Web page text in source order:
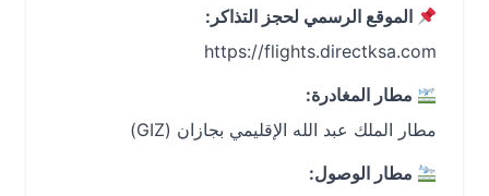
الموقع الرسمي لحجز التذاكر:
مطار المغادرة:
مطار الملك عبد الله الإقليمي بجازان (GIZ)
مطار الوصول: